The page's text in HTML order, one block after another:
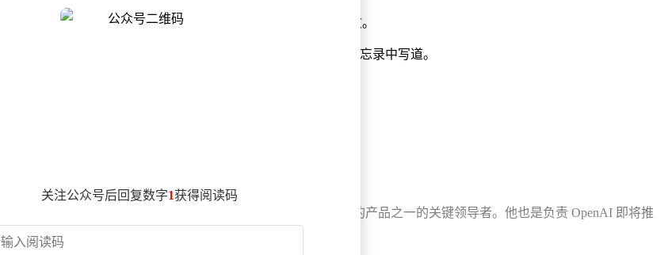
时委任负责 OpenAI 的产品；如今，这一人事变动已正式生效。
费者和企业市场都取得成功。”布罗克曼在一份发给员工的备忘录中写道。
和 Codex 合并为一个统一的用户体验。
的 API 整合到一个核心产品团队中。
这些产品正逐渐具备代表用户自主执行数字任务的能力。
职责。
平台团队。Sottiaux 是 Codex 发展成为公司有史以来增长最快的产品之一的关键领导者。他也是负责 OpenAI 即将推
司的 Atlas 网络浏览器整合到一个统一的桌面应用程序中。
关注公众号后回复数字1获得阅读码